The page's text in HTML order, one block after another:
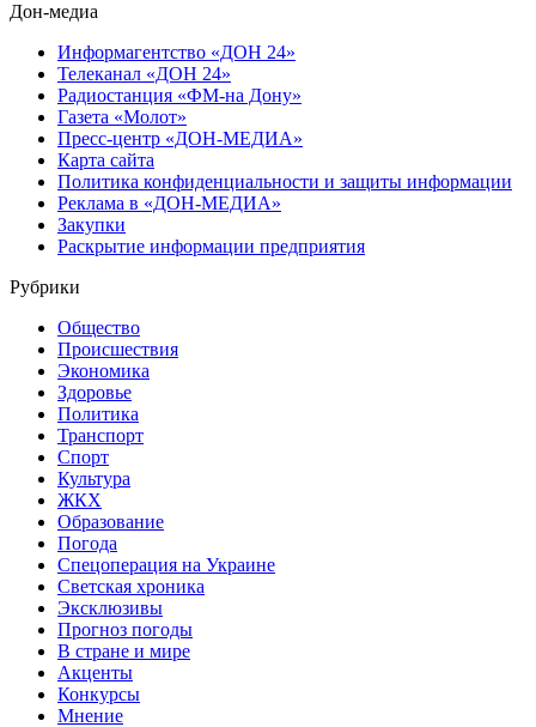
Дон-медиа
Информагентство «ДОН 24»
Телеканал «ДОН 24»
Радиостанция «ФМ-на Дону»
Газета «Молот»
Пресс-центр «ДОН-МЕДИА»
Карта сайта
Политика конфиденциальности и защиты информации
Реклама в «ДОН-МЕДИА»
Закупки
Раскрытие информации предприятия
Рубрики
Общество
Происшествия
Экономика
Здоровье
Политика
Транспорт
Спорт
Культура
ЖКХ
Образование
Погода
Спецоперация на Украине
Светская хроника
Эксклюзивы
Прогноз погоды
В стране и мире
Акценты
Конкурсы
Мнение